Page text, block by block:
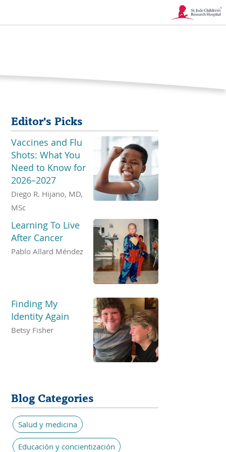
Enlace
en
Editor's Picks
Vaccines and Flu
Shots: What You
Need to Know for
2026–2027
Diego R. Hijano, MD,
MSc
Learning To Live
After Cancer
Pablo Allard Méndez
Finding My
Identity Again
Betsy Fisher
Blog Categories
Salud y medicina
Educación y concientización